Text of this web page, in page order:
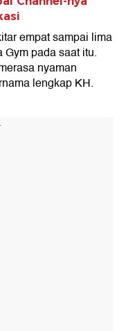
empat sampai lima
pada saat itu.
nyaman
lengkap KH.